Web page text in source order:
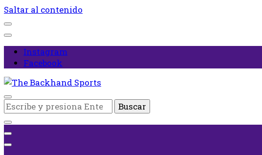
Saltar al contenido
Instagram
Facebook
The Backhand Sports
Inicio
¿Buscas
algo?